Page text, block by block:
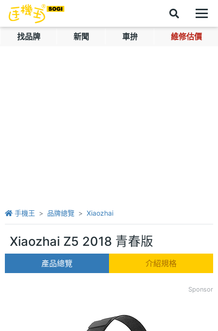
找品牌 新聞 車拚 維修估價
手機王 品牌總覽 Xiaozhai
Xiaozhai Z5 2018 青春版
產品總覽 介紹規格
Sponsor